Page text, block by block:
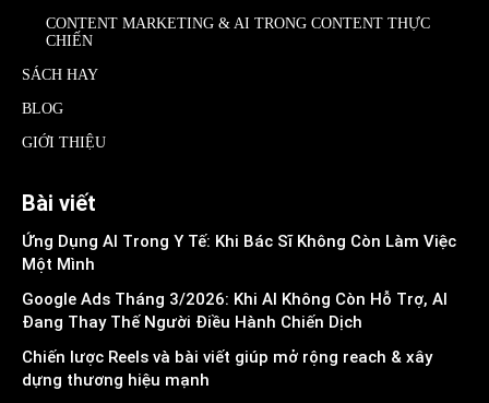
CONTENT MARKETING & AI TRONG CONTENT THỰC
CHIẾN
SÁCH HAY
BLOG
GIỚI THIỆU
Bài viết
Ứng Dụng AI Trong Y Tế: Khi Bác Sĩ Không Còn Làm Việc
Một Mình
Google Ads Tháng 3/2026: Khi AI Không Còn Hỗ Trợ, AI
Đang Thay Thế Người Điều Hành Chiến Dịch
Chiến lược Reels và bài viết giúp mở rộng reach & xây
dựng thương hiệu mạnh